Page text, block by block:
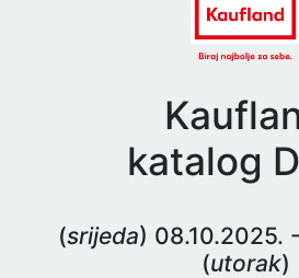
katalog
(srijeda) 08.10.2025.
(utorak)